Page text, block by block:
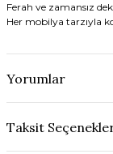
Ferah ve zamansız
Her mobilya tarzıyla
Yorumlar
Taksit